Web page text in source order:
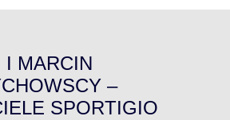
I MARCIN
–
SPORTIGIO